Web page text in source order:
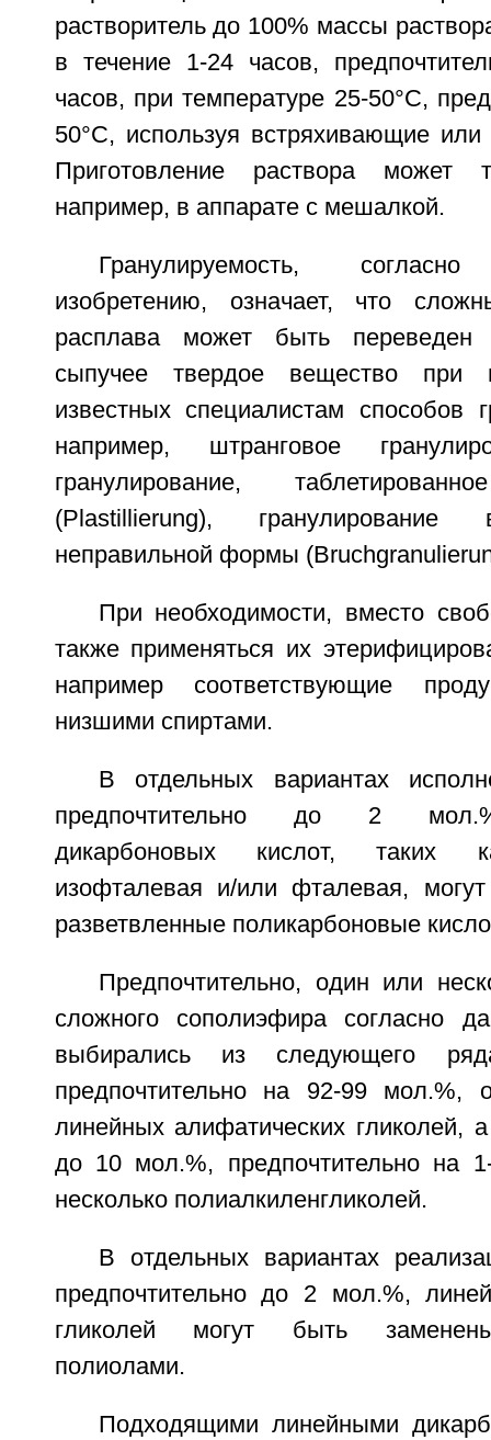
растворитель до 100% массы
в течение 1-24 часов,
часов, при температуре 25-50°С,
50°С, используя встряхивающие
Приготовление раствора может
например, в аппарате с мешалкой.
Гранулируемость, согласно
изобретению, означает, что
расплава может быть переведен
сыпучее твердое вещество при
известных специалистам способов
например, штранговое
гранулирование,
(Plastillierung),
неправильной формы
При необходимости, вместо
также применяться их
например соответствующие
низшими спиртами.
В отдельных вариантах
предпочтительно до 2
дикарбоновых кислот, таких
изофталевая и/или фталевая,
разветвленные поликарбоновые
Предпочтительно, один или
сложного сополиэфира согласно
выбирались из следующего
предпочтительно на 92-99 мол.%,
линейных алифатических гликолей,
до 10 мол.%, предпочтительно на
несколько полиалкиленгликолей.
В отдельных вариантах
предпочтительно до 2 мол.%,
гликолей могут быть
полиолами.
Подходящими линейными